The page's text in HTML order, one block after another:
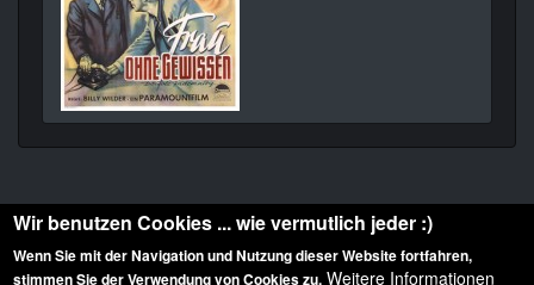
Wir benutzen Cookies ... wie vermutlich jeder :)
Wenn Sie mit der Navigation und Nutzung dieser Website fortfahren,
stimmen Sie der Verwendung von Cookies zu. Weitere Informationen